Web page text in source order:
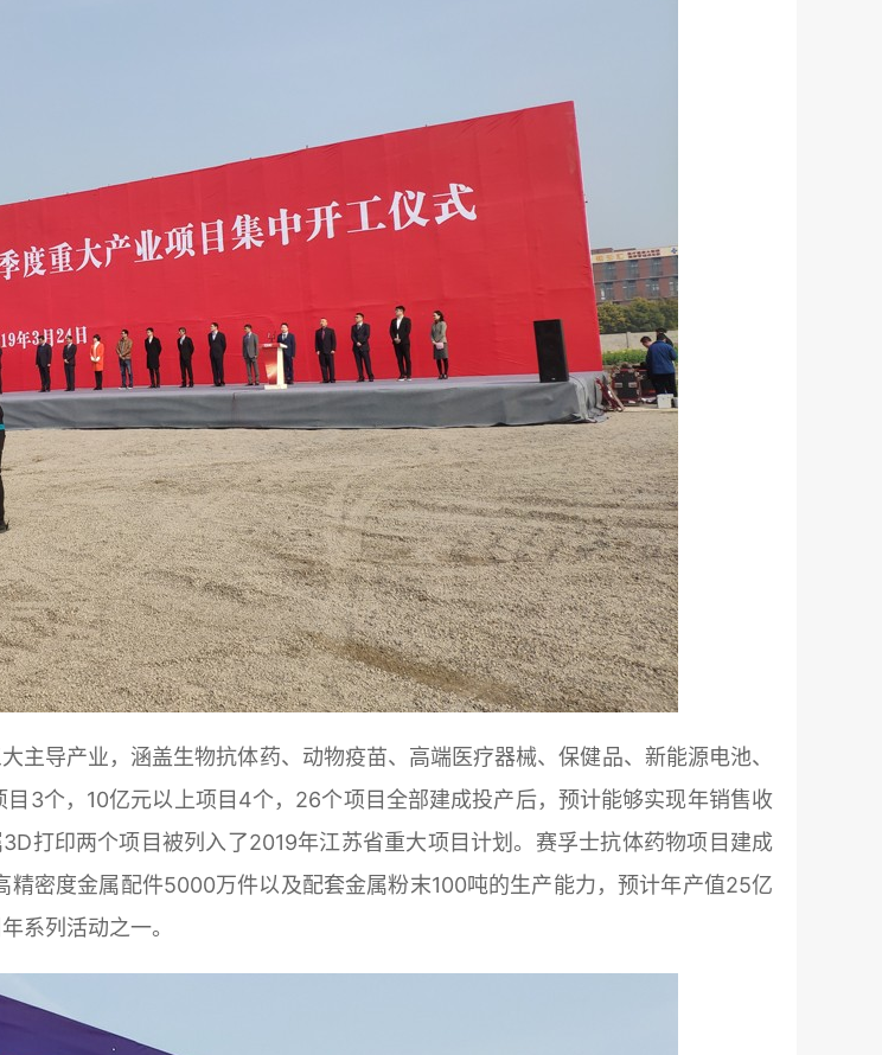
导产业，涵盖生物抗体药、动物疫苗、高端医疗器械、保健品、新能源电池、
3个，10亿元以上项目4个，26个项目全部建成投产后，预计能够实现年销售收
打印两个项目被列入了2019年江苏省重大项目计划。赛孚士抗体药物项目建成
密度金属配件5000万件以及配套金属粉末100吨的生产能力，预计年产值25亿
系列活动之一。